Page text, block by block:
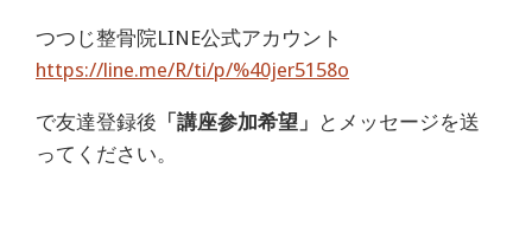
つつじ整骨院LINE公式アカウント
https://line.me/R/ti/p/%40jer5158o
で友達登録後 「講座参加希望」 とメッセージを送
ってください。